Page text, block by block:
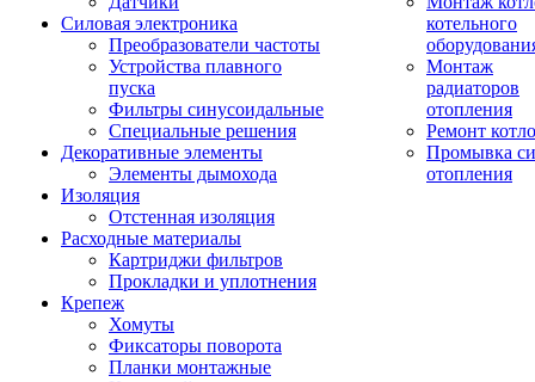
Силовая электроника
Преобразователи частоты
Устройства плавного
пуска
Фильтры синусоидальные
Специальные решения
Декоративные элементы
Элементы дымохода
Изоляция
Отстенная изоляция
Расходные материалы
Картриджи фильтров
Прокладки и уплотнения
Крепеж
Хомуты
Фиксаторы поворота
Планки монтажные
котельного
Монтаж
радиаторов
отопления
Ремонт
Промывка
отопления